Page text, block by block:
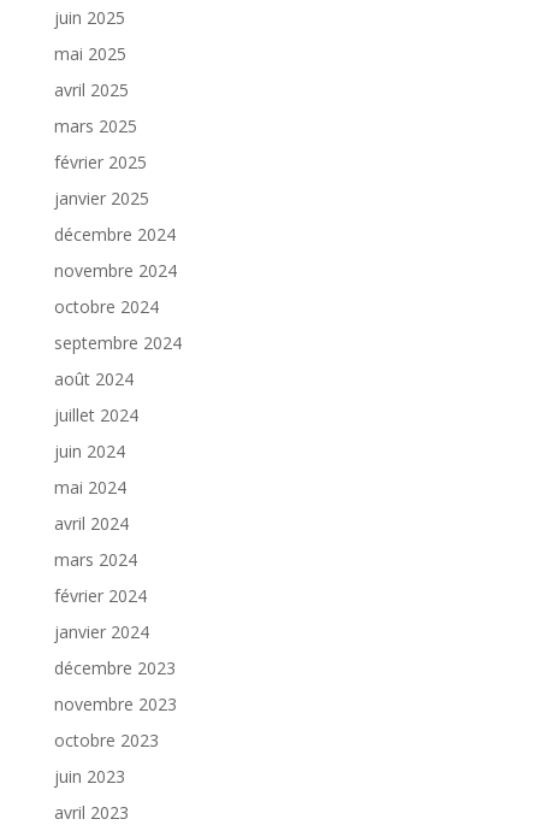
juin 2025
mai 2025
avril 2025
mars 2025
février 2025
janvier 2025
décembre 2024
novembre 2024
octobre 2024
septembre 2024
août 2024
juillet 2024
juin 2024
mai 2024
avril 2024
mars 2024
février 2024
janvier 2024
décembre 2023
novembre 2023
octobre 2023
juin 2023
avril 2023